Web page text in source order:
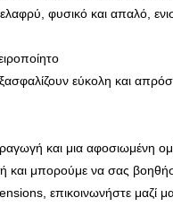
φυσικό και απαλό,
εύκολη και
και μια αφοσιωμένη
και μπορούμε να σας
επικοινωνήστε μαζί